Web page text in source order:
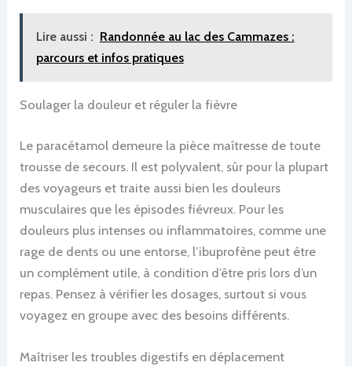
Lire aussi : Randonnée au lac des Cammazes :
parcours et infos pratiques
Soulager la douleur et réguler la fièvre
Le paracétamol demeure la pièce maîtresse de toute
trousse de secours. Il est polyvalent, sûr pour la plupart
des voyageurs et traite aussi bien les douleurs
musculaires que les épisodes fiévreux. Pour les
douleurs plus intenses ou inflammatoires, comme une
rage de dents ou une entorse, l’ibuprofène peut être
un complément utile, à condition d’être pris lors d’un
repas. Pensez à vérifier les dosages, surtout si vous
voyagez en groupe avec des besoins différents.
Maîtriser les troubles digestifs en déplacement